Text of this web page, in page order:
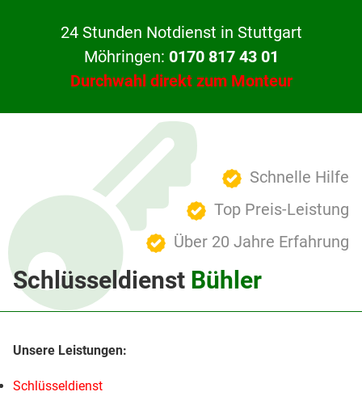
24 Stunden Notdienst in Stuttgart
Möhringen: 0170 817 43 01
Durchwahl direkt zum Monteur
Schnelle Hilfe
Top Preis-Leistung
Über 20 Jahre Erfahrung
Schlüsseldienst Bühler
Schlüsseldienst